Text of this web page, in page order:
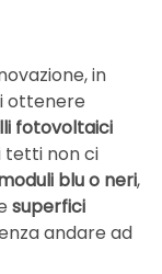
in
ottenere
fotovoltaici
tetti non ci
blu o neri,
superfici
andare ad